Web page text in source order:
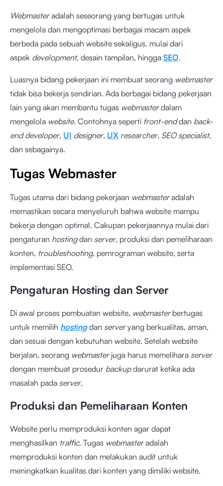
Webmasteradalah seseorang yang bertugas untuk
mengelola dan mengoptimasi berbagai macam aspek
berbeda pada sebuah website sekaligus, mulai dari
aspek development, desain tampilan, hingga SEO.
Luasnya bidang pekerjaan ini membuat seorang webmaster
tidak bisa bekerja sendirian. Ada berbagai bidang pekerjaan
lain yang akan membantu tugas webmasterdalam
mengelola website. Contohnya seperti front-enddan back-
end developer, UI designer, UX researcher, SEO specialist,
dan sebagainya.
Tugas Webmaster
Tugas utama dari bidang pekerjaan webmasteradalah
memastikan secara menyeluruh bahwa website mampu
bekerja dengan optimal. Cakupan pekerjaannya mulai dari
pengaturan hostingdan server, produksi dan pemeliharaan
konten, troubleshooting, pemrograman website, serta
implementasi SEO.
Pengaturan Hosting dan Server
Di awal proses pembuatan website, webmasterbertugas
untuk memilih hostingdan serveryang berkualitas, aman,
dan sesuai dengan kebutuhan website. Setelah website
berjalan, seorang webmasterjuga harus memelihara server
dengan membuat prosedur backupdarurat ketika ada
masalah pada server.
Produksi dan Pemeliharaan Konten
Website perlu memproduksi konten agar dapat
menghasilkan traffic. Tugas webmasteradalah
memproduksi konten dan melakukan audit untuk
meningkatkan kualitas dari konten yang dimiliki website.